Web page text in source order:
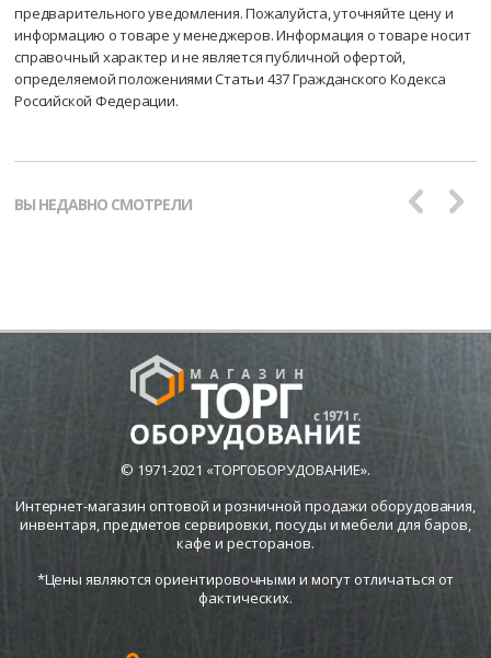
предварительного уведомления. Пожалуйста, уточняйте цену и
информацию о товаре у менеджеров. Информация о товаре носит
справочный характер и не является публичной офертой,
определяемой положениями Статьи 437 Гражданского Кодекса
Российской Федерации.
ВЫ НЕДАВНО СМОТРЕЛИ
© 1971-2021 «ТОРГОБОРУДОВАНИЕ».
Интернет-магазин оптовой и розничной продажи оборудования,
инвентаря, предметов сервировки, посуды и мебели для баров,
кафе и ресторанов.
*Цены являются ориентировочными и могут отличаться от
фактических.